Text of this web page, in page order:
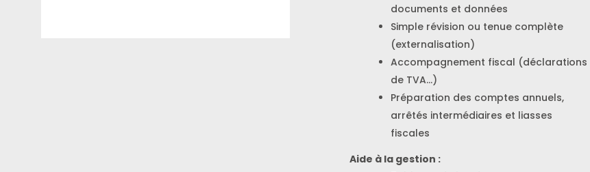
documents et données
Simple révision ou tenue complète
(externalisation)
Accompagnement fiscal (déclarations
de TVA…)
Préparation des comptes annuels,
arrêtés intermédiaires et liasses
fiscales
Aide à la gestion :